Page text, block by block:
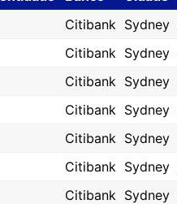
Citibank Sydney
Citibank Sydney
Citibank Sydney
Citibank Sydney
Citibank Sydney
Citibank Sydney
Citibank Sydney